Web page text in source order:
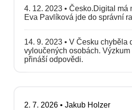
4. 12. 2023 • Česko.Digital má
Eva Pavlíková jde do správní
14. 9. 2023 • V Česku chyběla
vyloučených osobách. Výzkum
přináší odpovědi.
2. 7. 2026 • Jakub Holzer